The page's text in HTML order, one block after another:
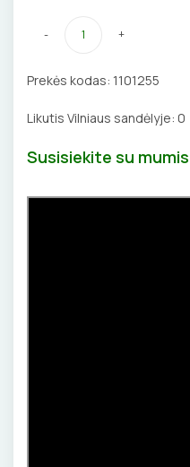
ŽYMEKLIAI
- +
Prekės kodas: 1101255
Likutis Vilniaus sandėlyje: 0
Susisiekite su mumis